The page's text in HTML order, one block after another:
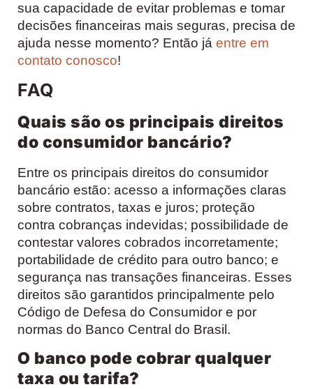
sua capacidade de evitar problemas e tomar
decisões financeiras mais seguras, precisa de
ajuda nesse momento? Então já entre em
contato conosco!
FAQ
Quais são os principais direitos
do consumidor bancário?
Entre os principais direitos do consumidor
bancário estão: acesso a informações claras
sobre contratos, taxas e juros; proteção
contra cobranças indevidas; possibilidade de
contestar valores cobrados incorretamente;
portabilidade de crédito para outro banco; e
segurança nas transações financeiras. Esses
direitos são garantidos principalmente pelo
Código de Defesa do Consumidor e por
normas do Banco Central do Brasil.
O banco pode cobrar qualquer
taxa ou tarifa?